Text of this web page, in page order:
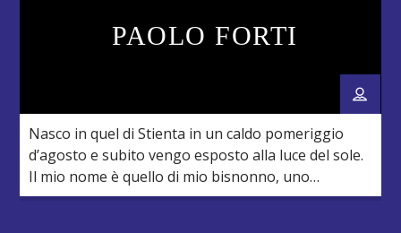
PAOLO FORTI
Nasco in quel di Stienta in un caldo pomeriggio
d’agosto e subito vengo esposto alla luce del sole.
Il mio nome è quello di mio bisnonno, uno
scariolante che portava due vistosi baffi ed amava